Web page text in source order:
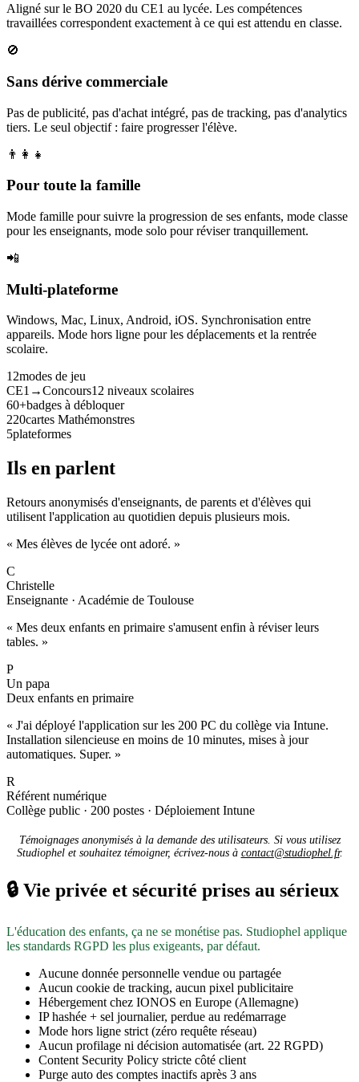
Aligné sur le BO 2020 du CE1 au lycée. Les compétences
travaillées correspondent exactement à ce qui est attendu en classe.
🚫
Sans dérive commerciale
Pas de publicité, pas d'achat intégré, pas de tracking, pas d'analytics
tiers. Le seul objectif : faire progresser l'élève.
👨‍👩‍👧
Pour toute la famille
Mode famille pour suivre la progression de ses enfants, mode classe
pour les enseignants, mode solo pour réviser tranquillement.
📲
Multi-plateforme
Windows, Mac, Linux, Android, iOS. Synchronisation entre
appareils. Mode hors ligne pour les déplacements et la rentrée
scolaire.
12modes de jeu
CE1→Concours12 niveaux scolaires
60+badges à débloquer
220cartes Mathémonstres
5plateformes
Ils en parlent
Retours anonymisés d'enseignants, de parents et d'élèves qui
utilisent l'application au quotidien depuis plusieurs mois.
« Mes élèves de lycée ont adoré. »
C
Christelle
Enseignante · Académie de Toulouse
« Mes deux enfants en primaire s'amusent enfin à réviser leurs
tables. »
P
Un papa
Deux enfants en primaire
« J'ai déployé l'application sur les 200 PC du collège via Intune.
Installation silencieuse en moins de 10 minutes, mises à jour
automatiques. Super. »
R
Référent numérique
Collège public · 200 postes · Déploiement Intune
Témoignages anonymisés à la demande des utilisateurs. Si vous utilisez
Studiophel et souhaitez témoigner, écrivez-nous à contact@studiophel.fr.
🔒 Vie privée et sécurité prises au sérieux
L'éducation des enfants, ça ne se monétise pas. Studiophel applique
les standards RGPD les plus exigeants, par défaut.
Aucune donnée personnelle vendue ou partagée
Aucun cookie de tracking, aucun pixel publicitaire
Hébergement chez IONOS en Europe (Allemagne)
IP hashée + sel journalier, perdue au redémarrage
Mode hors ligne strict (zéro requête réseau)
Aucun profilage ni décision automatisée (art. 22 RGPD)
Content Security Policy stricte côté client
Purge auto des comptes inactifs après 3 ans